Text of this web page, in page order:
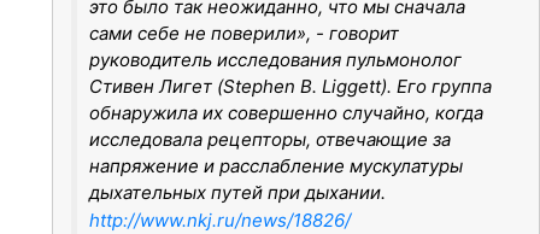
это было так неожиданно, что мы сначала
сами себе не поверили», - говорит
руководитель исследования пульмонолог
Стивен Лигет (Stephen B. Liggett). Его группа
обнаружила их совершенно случайно, когда
исследовала рецепторы, отвечающие за
напряжение и расслабление мускулатуры
дыхательных путей при дыхании.
http://www.nkj.ru/news/18826/